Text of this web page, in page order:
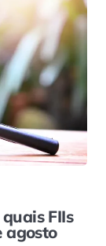
FIIs
agosto